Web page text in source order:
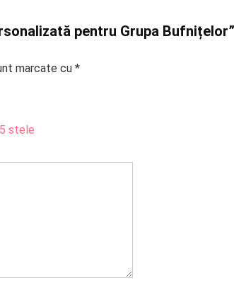
pentru Grupa Bufnițelor”
marcate cu *
stele